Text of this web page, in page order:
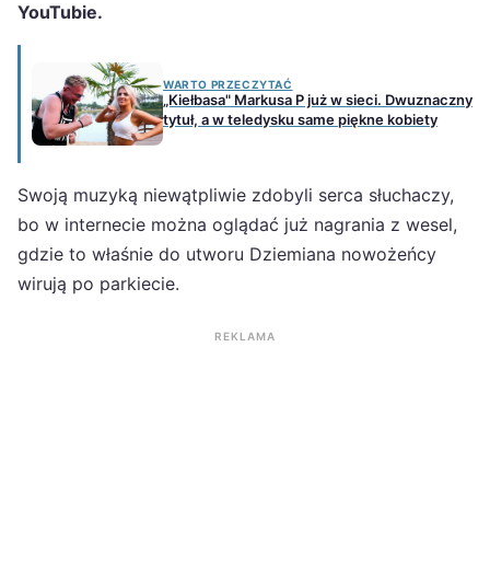
YouTubie.
WARTO PRZECZYTAĆ
„Kiełbasa" Markusa P już w sieci. Dwuznaczny
tytuł, a w teledysku same piękne kobiety
Swoją muzyką niewątpliwie zdobyli serca słuchaczy,
bo w internecie można oglądać już nagrania z wesel,
gdzie to właśnie do utworu Dziemiana nowożeńcy
wirują po parkiecie.
REKLAMA